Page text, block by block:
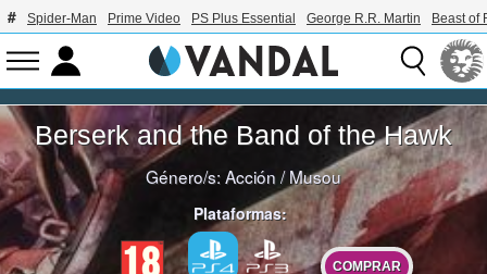
Spider-Man Prime Video PS Plus Essential George R.R. Martin Beast of
Berserk and the Band of the Hawk
Género/s:Acción /Musou
Plataformas:
COMPRAR